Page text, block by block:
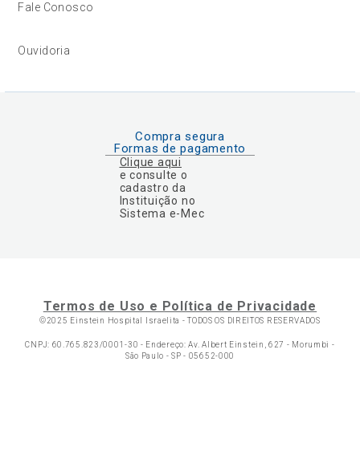
Fale Conosco
Ouvidoria
Compra segura
Formas de pagamento
Clique aqui
e consulte o
cadastro da
Instituição no
Sistema e-Mec
Termos de Uso e Política de Privacidade
©2025 Einstein Hospital Israelita -TODOS OS DIREITOS RESERVADOS
CNPJ: 60.765.823/0001-30 - Endereço: Av. Albert Einstein, 627 - Morumbi -
São Paulo - SP - 05652-000